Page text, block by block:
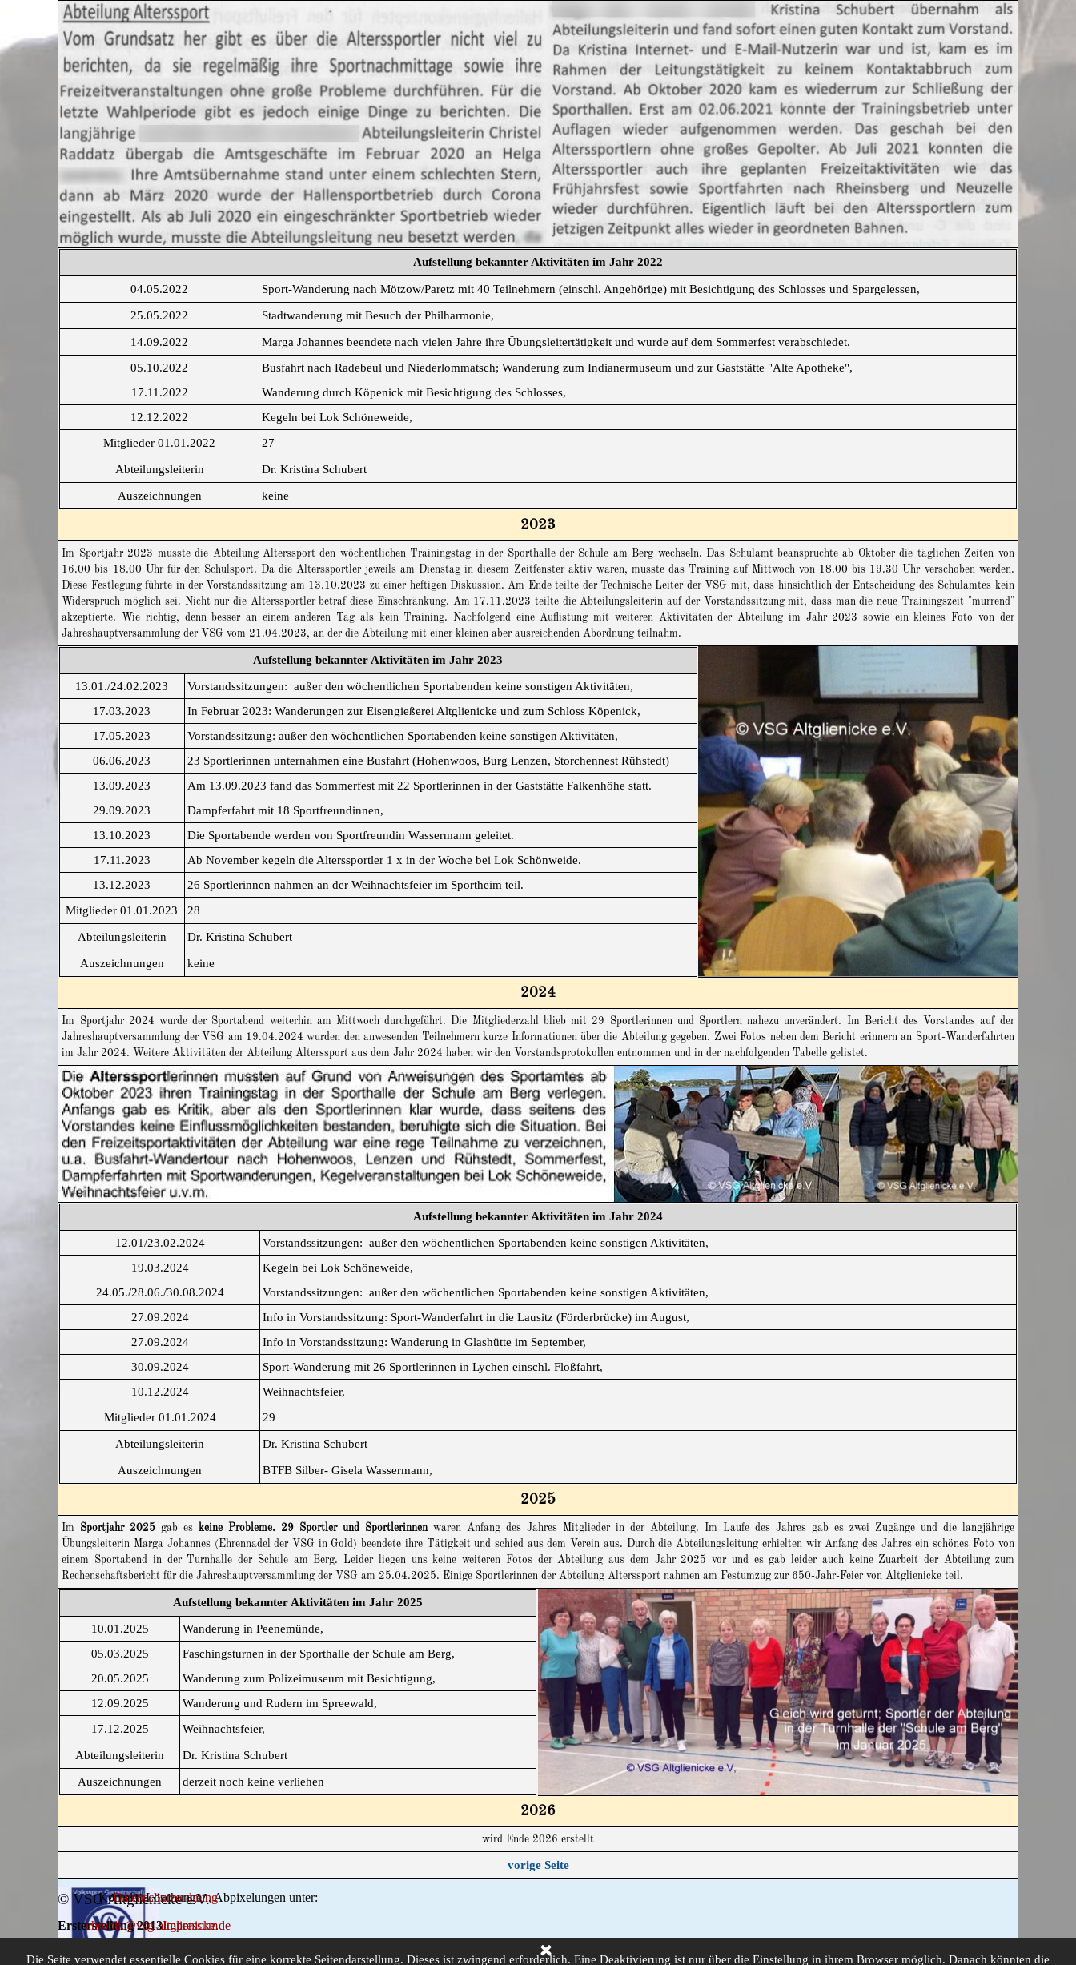
Aufstellung bekannter Aktivitäten im Jahr 2022
04.05.2022 Sport-Wanderung nach Mötzow/Paretz mit 40 Teilnehmern (einschl. Angehörige) mit Besichtigung des Schlosses und Spargelessen,
25.05.2022 Stadtwanderung mit Besuch der Philharmonie,
14.09.2022
Marga Johannes beendete nach vielen Jahre ihre Übungsleitertätigkeit und wurde auf dem Sommerfest verabschiedet.
05.10.2022
Busfahrt nach Radebeul und Niederlommatsch; Wanderung zum Indianermuseum und zur Gaststätte "Alte Apotheke",
17.11.2022
Wanderung durch Köpenick mit Besichtigung des Schlosses,
12.12.2022
Kegeln bei Lok Schöneweide,
Mitglieder 01.01.2022
27
Abteilungsleiterin Dr. Kristina Schubert
Auszeichnungen keine
2023
Im Sportjahr 2023 musste die Abteilung Alterssport den wöchentlichen Trainingstag in der Sporthalle der Schule am Berg wechseln. Das Schulamt beanspruchte ab Oktober die täglichen Zeiten von
16.00 bis 18.00 Uhr für den Schulsport. Da die Alterssportler jeweils am Dienstag in diesem Zeitfenster aktiv waren, musste das Training auf Mittwoch von 18.00 bis 19.30 Uhr verschoben werden.
Diese Festlegung führte in der Vorstandssitzung am 13.10.2023 zu einer heftigen Diskussion. Am Ende teilte der Technische Leiter der VSG mit, dass hinsichtlich der Entscheidung des Schulamtes kein
Widerspruch möglich sei. Nicht nur die Alterssportler betraf diese Einschränkung. Am 17.11.2023 teilte die Abteilungsleiterin auf der Vorstandssitzung mit, dass man die neue Trainingszeit "murrend"
akzeptierte. Wie richtig, denn besser an einem anderen Tag als kein Training. Nachfolgend eine Auflistung mit weiteren Aktivitäten der Abteilung im Jahr 2023 sowie ein kleines Foto von der
Jahreshauptversammlung der VSG vom 21.04.2023, an der die Abteilung mit einer kleinen aber ausreichenden Abordnung teilnahm.
Aufstellung bekannter Aktivitäten im Jahr 2023
13.01./24.02.2023
Vorstandssitzungen: außer den wöchentlichen Sportabenden keine sonstigen Aktivitäten,
17.03.2023
In Februar 2023: Wanderungen zur Eisengießerei Altglienicke und zum Schloss Köpenick,
17.05.2023
Vorstandssitzung: außer den wöchentlichen Sportabenden keine sonstigen Aktivitäten,
06.06.2023
23 Sportlerinnen unternahmen eine Busfahrt (Hohenwoos, Burg Lenzen, Storchennest Rühstedt)
13.09.2023
Am 13.09.2023 fand das Sommerfest mit 22 Sportlerinnen in der Gaststätte Falkenhöhe statt.
29.09.2023
Dampferfahrt mit 18 Sportfreundinnen,
13.10.2023
Die Sportabende werden von Sportfreundin Wassermann geleitet.
17.11.2023
Ab November kegeln die Alterssportler 1 x in der Woche bei Lok Schönweide.
13.12.2023
26 Sportlerinnen nahmen an der Weihnachtsfeier im Sportheim teil.
Mitglieder 01.01.2023
28
Abteilungsleiterin Dr. Kristina Schubert
Auszeichnungen keine
2024
Im Sportjahr 2024 wurdeder Sportabend weiterhin am Mittwoch durchgeführt. Die Mitgliederzahl blieb mit 29 Sportlerinnen und Sportlern nahezu unverändert. Im Bericht des Vorstandes auf der
Jahreshauptversammlung der VSG am 19.04.2024 wurden den anwesenden Teilnehmern kurze Informationen über die Abteilung gegeben. Zwei Fotos neben dem Bericht erinnern an Sport-Wanderfahrten
im Jahr 2024. Weitere Aktivitäten der Abteilung Alterssport aus dem Jahr 2024 haben wir den Vorstandsprotokollen entnommen und in der nachfolgenden Tabelle gelistet.
Aufstellung bekannter Aktivitäten im Jahr 2024
12.01/23.02.2024
Vorstandssitzungen: außer den wöchentlichen Sportabenden keine sonstigen Aktivitäten,
19.03.2024
Kegeln bei Lok Schöneweide,
24.05./28.06./30.08.2024
Vorstandssitzungen: außer den wöchentlichen Sportabenden keine sonstigen Aktivitäten,
27.09.2024
Info in Vorstandssitzung: Sport-Wanderfahrt in die Lausitz (Förderbrücke) im August,
27.09.2024
Info in Vorstandssitzung: Wanderung in Glashütte im September,
30.09.2024
Sport-Wanderung mit 26 Sportlerinnen in Lychen einschl. Floßfahrt,
10.12.2024
Weihnachtsfeier,
Mitglieder 01.01.2024
29
Abteilungsleiterin Dr. Kristina Schubert
Auszeichnungen BTFB Silber- Gisela Wassermann,
2025
Im Sportjahr 2025 gab eskeine Probleme. 29 Sportler und Sportlerinnenwaren Anfang des Jahres Mitglieder in der Abteilung. Im Laufe des Jahres gab es zwei Zugänge und die langjährige
Übungsleiterin Marga Johannes (Ehrennadel der VSG in Gold) beendete ihre Tätigkeit und schied aus dem Verein aus. Durch die Abteilungsleitung erhielten wir Anfang des Jahres ein schönes Foto von
einem Sportabend in der Turnhalle der Schule am Berg. Leider liegen uns keine weiteren Fotos der Abteilung aus dem Jahr 2025 vor und es gab leider auch keine Zuarbeit der Abteilung zum
Rechenschaftsbericht für die Jahreshauptversammlung der VSG am 25.04.2025. Einige Sportlerinnen der Abteilung Alterssport nahmen am Festumzug zur 650-Jahr-Feier von Altglienicke teil.
Aufstellung bekannter Aktivitäten im Jahr 2025
10.01.2025
Wanderung in Peenemünde,
05.03.2025
Faschingsturnen in der Sporthalle der Schule am Berg,
20.05.2025
Wanderung zum Polizeimuseum mit Besichtigung,
12.09.2025
Wanderung und Rudern im Spreewald,
17.12.2025
Weihnachtsfeier,
Abteilungsleiterin Dr. Kristina Schubert
Auszeichnungen derzeit noch keine verliehen
2026
wird Ende 2026 erstellt
vorige Seite
© VSG Altglienicke e.V.
Kontakt, Löschungen, Abpixelungen unter:
Datenschutzordnung
Ersterstellung 2013
chronik@vsg-altglienicke.de
Impressum
Letzte Überarbeitung 2025
Die Seite verwendet essentielle Cookies für eine korrekte Seitendarstellung. Dieses ist zwingend erforderlich. Eine Deaktivierung ist nur über die Einstellung in ihrem Browser möglich. Danach könnten die